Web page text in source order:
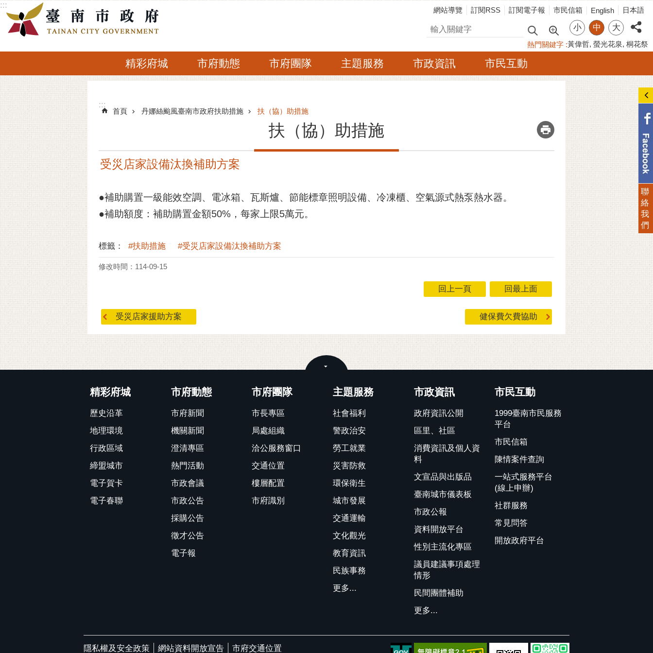
跳到主要內容區塊
:::
網站導覽 訂閱RSS 訂閱電子報 市民信箱 English 日本語
搜尋 小 中 大
熱門關鍵字 黃偉哲 螢光花泉 桐花祭
精彩府城 市府動態 市府團隊 主題服務 市政資訊 市民互動
:::
:::
首頁 丹娜絲颱風臺南市政府扶助措施 扶（協）助措施
扶（協）助措施 _
受災店家設備汰換補助方案
●補助購置一級能效空調、電冰箱、瓦斯爐、節能標章照明設備、冷凍櫃、空氣源式熱泵熱水器。
●補助額度：補助購置金額50%，每家上限5萬元。
標籤： #扶助措施 #受災店家設備汰換補助方案
修改時間：114-09-15
回上一頁 回最上面
受災店家援助方案 健保費欠費協助
精彩府城
歷史沿革
地理環境
行政區域
締盟城市
電子賀卡
電子春聯
市府動態
市府新聞
機關新聞
澄清專區
熱門活動
市政會議
市政公告
採購公告
徵才公告
電子報
市府團隊
市長專區
局處組織
洽公服務窗口
交通位置
樓層配置
市府識別
主題服務
社會福利
警政治安
勞工就業
災害防救
環保衛生
城市發展
交通運輸
文化觀光
教育資訊
民族事務
更多...
市政資訊
政府資訊公開
區里、社區
消費資訊及個人資
料
文宣品與出版品
臺南城市儀表板
市政公報
資料開放平台
性別主流化專區
議員建議事項處理
情形
民間團體補助
更多...
市民互動
1999臺南市民服務
平台
市民信箱
陳情案件查詢
一站式服務平台
(線上申辦)
社群服務
常見問答
開放政府平台
隱私權及安全政策 網站資料開放宣告 市府交通位置
聯
絡
我
們